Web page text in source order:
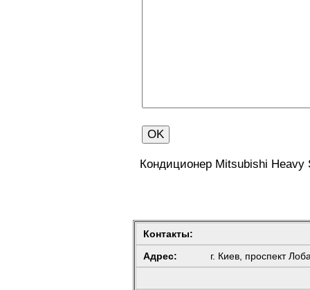
Кондиционер Mitsubishi Heavy
Контакты:
Адрес:
г. Киев, проспект